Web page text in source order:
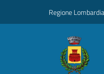
Regione Lombardia